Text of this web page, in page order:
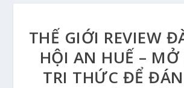
THẾ GIỚI REVIEW
HỘI AN HUẾ – MỞ
TRI THỨC ĐỂ